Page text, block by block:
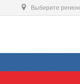
Выберите регион